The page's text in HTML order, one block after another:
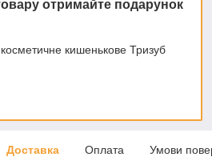
отримайте подарунок
кишенькове Тризуб
Доставка Оплата Умови